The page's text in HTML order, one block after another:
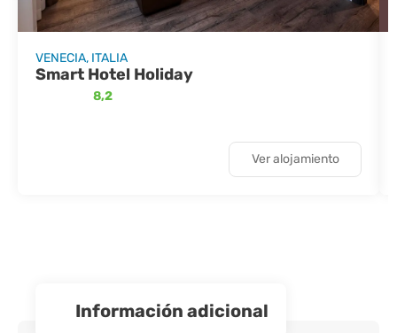
VENECIA, ITALIA
Smart Hotel Holiday
8,2
Ver alojamiento
información adicional